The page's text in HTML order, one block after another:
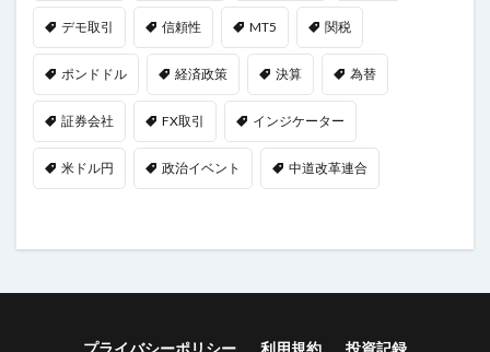
デモ取引 信頼性 MT5 関税
ポンドドル 経済政策 決算 為替
証券会社 FX取引 インジケーター
米ドル円 政治イベント 中道改革連合
プライバシーポリシー 利用規約 投資記録